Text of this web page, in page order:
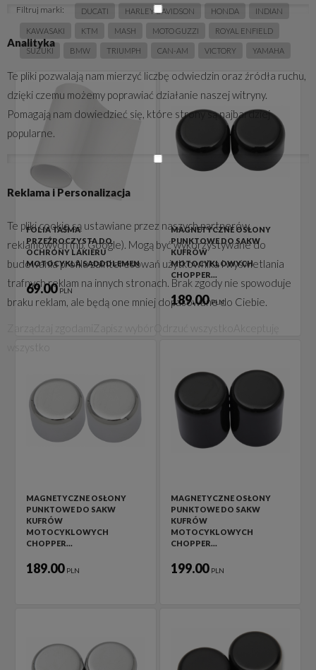
Filtruj marki: DUCATI HARLEY DAVIDSON HONDA INDIAN
KAWASAKI KTM MASH MOTO GUZZI ROYAL ENFIELD
SUZUKI BMW TRIUMPH CAN-AM VICTORY YAMAHA
FOLIA TAŚMA
PRZEŹROCZYSTA DO
OCHRONY LAKIERU
MOTOCYKLA SADDDLEMEN
69.00 PLN
MAGNETYCZNE OSŁONY
PUNKTOWE DO SAKW
KUFRÓW
MOTOCYKLOWYCH
CHOPPER…
189.00PLN
MAGNETYCZNE OSŁONY
PUNKTOWE DO SAKW
KUFRÓW
MOTOCYKLOWYCH
CHOPPER…
189.00 PLN
MAGNETYCZNE OSŁONY
PUNKTOWE DO SAKW
KUFRÓW
MOTOCYKLOWYCH
CHOPPER…
199.00 PLN
Analityka
Te pliki pozwalają nam mierzyć liczbę odwiedzin oraz źródła ruchu,
dzięki czemu możemy poprawiać działanie naszej witryny.
Pomagają nam dowiedzieć się, które strony są najbardziej
popularne.
Reklama i Personalizacja
Te pliki cookie są ustawiane przez naszych partnerów
reklamowych (np. Google). Mogą być wykorzystywane do
budowania profilu zainteresowań użytkownika i wyświetlania
trafnych reklam na innych stronach. Brak zgody nie spowoduje
braku reklam, ale będą one mniej dopasowane do Ciebie.
Zarządzaj zgodami